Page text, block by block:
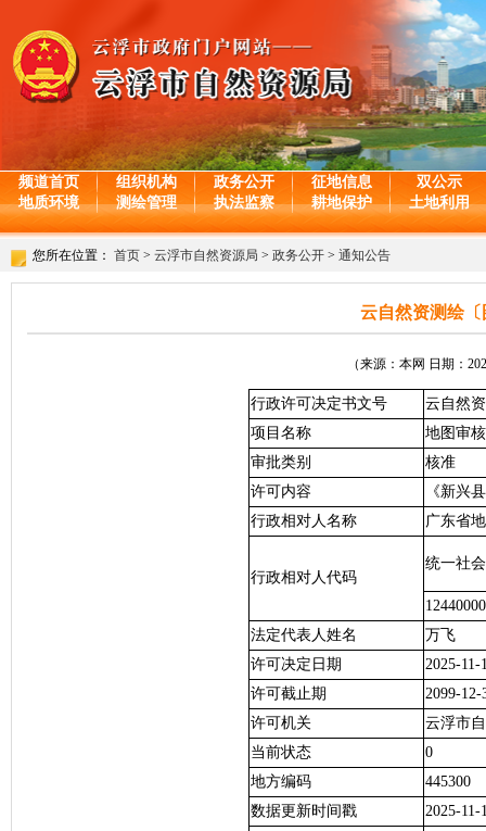
频道首页 组织机构 政务公开 征地信息
双公示
地质环境
测绘管理 执法监察 耕地保护 土地利用
您所在位置： 首页 > 云浮市自然资源局 > 政务公开 > 通知公告
云自然资测绘〔
（来源：本网 日期：
行政许可决定书文号
云自然
项目名称
地图审核
审批类别
核准
许可内容
《新兴
行政相对人名称
广东省
行政相对人代码
统一社
法定代表人姓名
万飞
许可决定日期
2025-11-
许可截止期
2099-12-
许可机关
云浮市
当前状态
0
地方编码
445300
数据更新时间戳
2025-11-